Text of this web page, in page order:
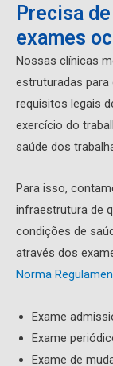
Precisa
exames
Nossas clínicas
estruturadas
requisitos legais
exercício do
saúde dos
Para isso,
infraestrutura de
condições de
através dos
Norma
Exame
Exame
Exame de